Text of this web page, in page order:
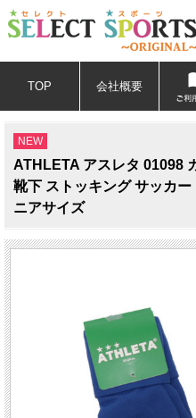
TOP 会社概要
NEW
ATHLETA アスレタ 01098
靴下 ストッキング サッカ
ニアサイズ